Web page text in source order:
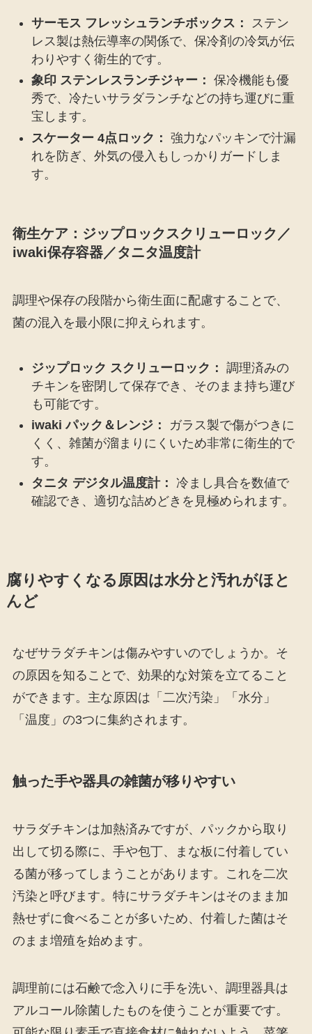
サーモス フレッシュランチボックス：
ステン
レス製は熱伝導率の関係で、保冷剤の冷気が伝
わりやすく衛生的です。
象印 ステンレスランチジャー： 保冷機能も優
秀で、冷たいサラダランチなどの持ち運びに重
宝します。
スケーター 4点ロック： 強力なパッキンで汁漏
れを防ぎ、外気の侵入もしっかりガードしま
す。
衛生ケア：ジップロックスクリューロック／
iwaki保存容器／タニタ温度計
調理や保存の段階から衛生面に配慮することで、
菌の混入を最小限に抑えられます。
ジップロック スクリューロック： 調理済みの
チキンを密閉して保存でき、そのまま持ち運び
も可能です。
iwaki パック＆レンジ：
ガラス製で傷がつきに
くく、雑菌が溜まりにくいため非常に衛生的で
す。
タニタ デジタル温度計： 冷まし具合を数値で
確認でき、適切な詰めどきを見極められます。
腐りやすくなる原因は水分と汚れがほと
んど
なぜサラダチキンは傷みやすいのでしょうか。そ
の原因を知ることで、効果的な対策を立てること
ができます。主な原因は「二次汚染」「水分」
「温度」の3つに集約されます。
触った手や器具の雑菌が移りやすい
サラダチキンは加熱済みですが、パックから取り
出して切る際に、手や包丁、まな板に付着してい
る菌が移ってしまうことがあります。これを二次
汚染と呼びます。特にサラダチキンはそのまま加
熱せずに食べることが多いため、付着した菌はそ
のまま増殖を始めます。
調理前には石鹸で念入りに手を洗い、調理器具は
アルコール除菌したものを使うことが重要です。